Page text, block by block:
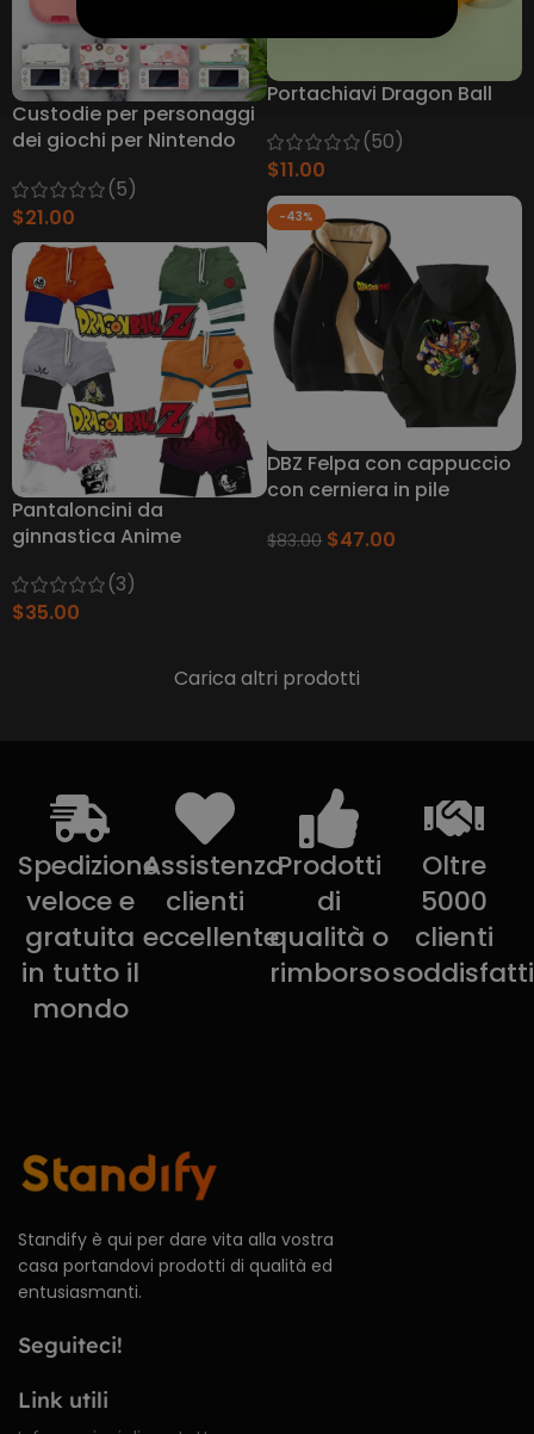
Portachiavi Dragon Ball
(50)
$11.00
Custodie per personaggi
dei giochi per Nintendo
(5)
$21.00 -43%
DBZ Felpa con cappuccio
con cerniera in pile
$83.00 $47.00
Pantaloncini da
ginnastica Anime
(3)
$35.00
Carica altri prodotti
Spedizione
veloce e
gratuita
in tutto il
mondo
Assistenza
clienti
eccellente
Prodotti
di
qualità o
rimborso
Oltre
5000
clienti
soddisfatti
Standify è qui per dare vita alla vostra
casa portandovi prodotti di qualità ed
entusiasmanti.
Seguiteci!
Link utili